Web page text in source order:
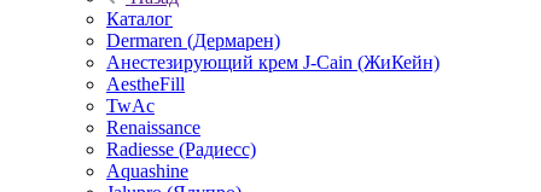
Каталог
Dermaren (Дермарен)
Анестезирующий крем J-Cain (ЖиКейн)
AestheFill
TwAc
Renaissance
Radiesse (Радиесс)
Aquashine